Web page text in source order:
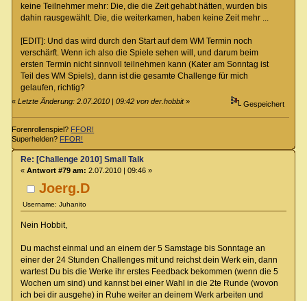
keine Teilnehmer mehr: Die, die die Zeit gehabt hätten, wurden bis
dahin rausgewählt. Die, die weiterkamen, haben keine Zeit mehr ...
[EDIT]: Und das wird durch den Start auf dem WM Termin noch
verschärft. Wenn ich also die Spiele sehen will, und darum beim
ersten Termin nicht sinnvoll teilnehmen kann (Kater am Sonntag ist
Teil des WM Spiels), dann ist die gesamte Challenge für mich
gelaufen, richtig?
«Letzte Änderung: 2.07.2010 | 09:42 von der.hobbit» Gespeichert
Forenrollenspiel? FFOR!
Superhelden? FFOR!
Joerg.D
Username: Juhanito
Re: [Challenge 2010] Small Talk
« Antwort #79 am: 2.07.2010 | 09:46 »
Nein Hobbit,
Du machst einmal und an einem der 5 Samstage bis Sonntage an
einer der 24 Stunden Challenges mit und reichst dein Werk ein, dann
wartest Du bis die Werke ihr erstes Feedback bekommen (wenn die 5
Wochen um sind) und kannst bei einer Wahl in die 2te Runde (wovon
ich bei dir ausgehe) in Ruhe weiter an deinem Werk arbeiten und